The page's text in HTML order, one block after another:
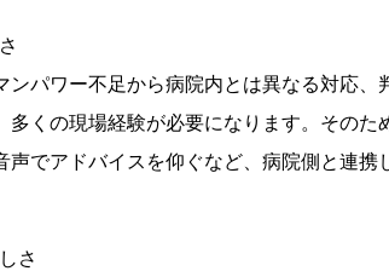
パワー不足から病院内とは異なる対応、
くの現場経験が必要になります。そのた
でアドバイスを仰ぐなど、病院側と連携
さ